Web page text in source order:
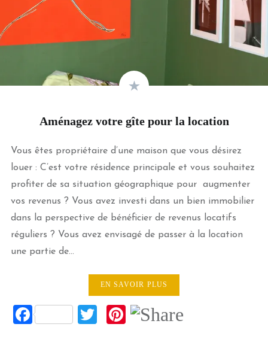
Aménagez votre gîte pour la location
Vous êtes propriétaire d’une maison que vous désirez
louer : C’est votre résidence principale et vous souhaitez
profiter de sa situation géographique pour augmenter
vos revenus ? Vous avez investi dans un bien immobilier
dans la perspective de bénéficier de revenus locatifs
réguliers ? Vous avez envisagé de passer à la location
une partie de…
EN SAVOIR PLUS
Facebook TwitterPinterest